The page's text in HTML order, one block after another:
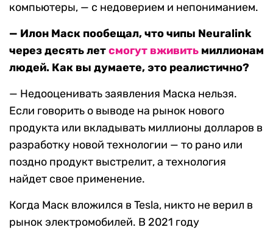
компьютеры, — с недоверием и непониманием.
— Илон Маск пообещал, что чипы Neuralink
через десять летсмогут вживить миллионам
людей. Как вы думаете, это реалистично?
— Недооценивать заявления Маска нельзя.
Если говорить о выводе на рынок нового
продукта или вкладывать миллионы долларов в
разработку новой технологии — то рано или
поздно продукт выстрелит, а технология
найдет свое применение.
Когда Маск вложился в Tesla, никто не верил в
рынок электромобилей. В 2021 году